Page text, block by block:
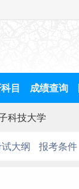
目 成绩查询
科技大学
大纲 报考条件